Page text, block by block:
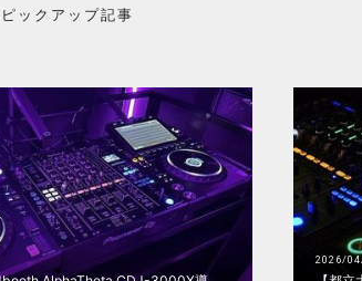
ピックアップ記事
2026/